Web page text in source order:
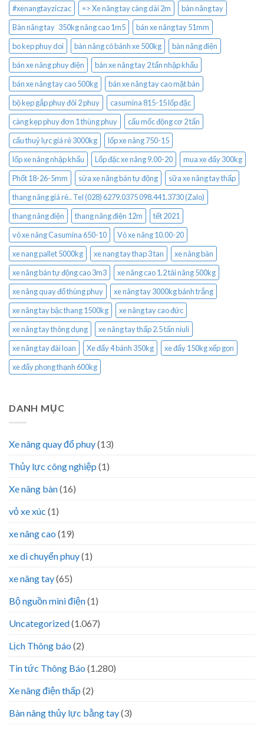
#xenangtayziczac => Xe nâng tay càng dài 2m
bàn nâng tay
Bàn nâng tay 350kg nâng cao 1m5
bán xe nâng tay 51mm
bo kep phuy doi
bàn nâng có bánh xe 500kg
bàn nâng điện
bán xe nâng phuy điện
bán xe nâng tay 2 tấn nhập khẩu
bán xe nâng tay cao 500kg
bán xe nâng tay cao mặt bàn
bộ kẹp gắp phuy đôi 2 phuy
casumina 815-15 lốp đặc
càng kẹp phuy đơn 1 thùng phuy
cẩu mốc động cơ 2 tấn
cẩu thuỷ lực giá rẻ 3000kg
lốp xe nâng 750-15
lốp xe nâng nhập khẩu
Lốp đặc xe nâng 9.00-20
mua xe đẩy 300kg
Phốt 18-26-5mm
sửa xe nâng bán tự động
sữa xe nâng tay thấp
thang nâng giá rẻ.. Tel (028) 6279.0375 098.441.3730 (Zalo)
thang nâng điện
thang nâng điện 12m
tết 2021
vỏ xe nâng Casumina 650-10
Vỏ xe nâng 10.00-20
xe nang pallet 5000kg
xe nang tay thap 3 tan
xe nâng bàn
xe nâng bán tự động cao 3m3
xe nâng cao 1.2 tải nâng 500kg
xe nâng quay đổ thùng phuy
xe nâng tay 3000kg bánh trắng
xe nâng tay bậc thang 1500kg
xe nâng tay cao đức
xe nâng tay thông dụng
xe nâng tay thấp 2.5 tấn niuli
xe nâng tay đài loan
Xe đẩy 4 bánh 350kg
xe đẩy 150kg xếp gọn
xe đẩy phong thạnh 600kg
DANH MỤC
Xe nâng quay đổ phuy(13)
Thủy lực công nghiệp (1)
Xe nâng bàn(16)
vỏ xe xúc (1)
xe nâng cao (19)
xe di chuyển phuy(1)
xe nâng tay(65)
Bộ nguồn mini điện(1)
Uncategorized(1.067)
Lịch Thông báo (2)
Tin tức Thông Báo (1.280)
Xe nâng điện thấp (2)
Bàn nâng thủy lực bằng tay(3)